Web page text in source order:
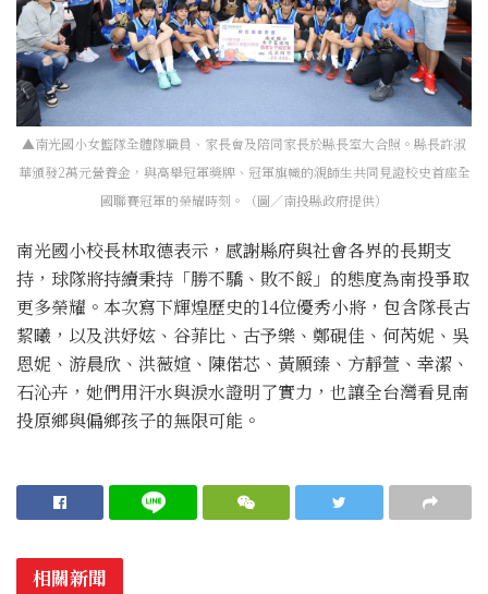
▲南光國小女籃隊全體隊職員、家長會及陪同家長於縣長室大合照。縣長許淑
華頒發2萬元營養金，與高舉冠軍獎牌、冠軍旗幟的親師生共同見證校史首座全
國聯賽冠軍的榮耀時刻。（圖／南投縣政府提供）
南光國小校長林取德表示，感謝縣府與社會各界的長期支
持，球隊將持續秉持「勝不驕、敗不餒」的態度為南投爭取
更多榮耀。本次寫下輝煌歷史的14位優秀小將，包含隊長古
絜曦，以及洪妤妶、谷菲比、古予樂、鄭硯佳、何芮妮、吳
恩妮、游晨欣、洪薇媗、陳偌芯、黃願臻、方靜萱、幸潔、
石沁卉，她們用汗水與淚水證明了實力，也讓全台灣看見南
投原鄉與偏鄉孩子的無限可能。
相關新聞